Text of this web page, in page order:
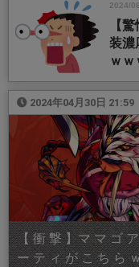
2024/
【
装濃
ｗｗ
2024年04月30日 21:59
【 衝 撃 】マ マ ゴ
ー テ ィ が こ ち ら